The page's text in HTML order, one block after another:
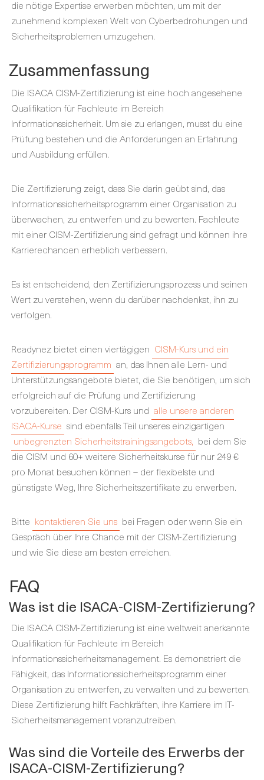
die nötige Expertise erwerben möchten, um mit der
zunehmend komplexen Welt von Cyberbedrohungen und
Sicherheitsproblemen umzugehen.
Zusammenfassung
Die ISACA CISM-Zertifizierung ist eine hoch angesehene
Qualifikation für Fachleute im Bereich
Informationssicherheit. Um sie zu erlangen, musst du eine
Prüfung bestehen und die Anforderungen an Erfahrung
und Ausbildung erfüllen.
Die Zertifizierung zeigt, dass Sie darin geübt sind, das
Informationssicherheitsprogramm einer Organisation zu
überwachen, zu entwerfen und zu bewerten. Fachleute
mit einer CISM-Zertifizierung sind gefragt und können ihre
Karrierechancen erheblich verbessern.
Es ist entscheidend, den Zertifizierungsprozess und seinen
Wert zu verstehen, wenn du darüber nachdenkst, ihn zu
verfolgen.
Readynez bietet einen viertägigen CISM-Kurs und ein
Zertifizierungsprogramm an, das Ihnen alle Lern- und
Unterstützungsangebote bietet, die Sie benötigen, um sich
erfolgreich auf die Prüfung und Zertifizierung
vorzubereiten. Der CISM-Kurs und alle unsere anderen
ISACA-Kurse sind ebenfalls Teil unseres einzigartigen
unbegrenzten Sicherheitstrainingsangebots, bei dem Sie
die CISM und 60+ weitere Sicherheitskurse für nur 249 €
pro Monat besuchen können – der flexibelste und
günstigste Weg, Ihre Sicherheitszertifikate zu erwerben.
Bitte kontaktieren Sie uns bei Fragen oder wenn Sie ein
Gespräch über Ihre Chance mit der CISM-Zertifizierung
und wie Sie diese am besten erreichen.
FAQ
Was ist die ISACA-CISM-Zertifizierung?
Die ISACA CISM-Zertifizierung ist eine weltweit anerkannte
Qualifikation für Fachleute im Bereich
Informationssicherheitsmanagement. Es demonstriert die
Fähigkeit, das Informationssicherheitsprogramm einer
Organisation zu entwerfen, zu verwalten und zu bewerten.
Diese Zertifizierung hilft Fachkräften, ihre Karriere im IT-
Sicherheitsmanagement voranzutreiben.
Was sind die Vorteile des Erwerbs der
ISACA-CISM-Zertifizierung?